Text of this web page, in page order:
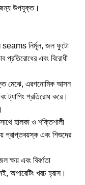
জন্য উপযুক্ত।
seams নির্মূল, জল ফুটো
এবং বিরোধী
মেঝে, এরগনোমিক আসন
ট্যাপিং প্রতিরোধ করে।
হালকা ও শক্তিশালী
প্রাপ্তবয়স্ক এবং শিশুদের
ক্ষয় এবং বিবর্ণতা
অপারেটিং খরচ হ্রাস।